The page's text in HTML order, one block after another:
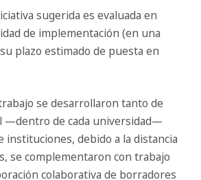
sugerida es evaluada en
de implementación (en una
plazo estimado de puesta en
se desarrollaron tanto de
—dentro de cada universidad—
instituciones, debido a la distancia
se complementaron con trabajo
colaborativa de borradores